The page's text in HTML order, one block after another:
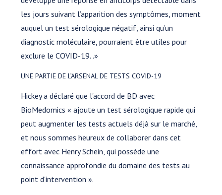
les jours suivant l’apparition des symptômes, moment
auquel un test sérologique négatif, ainsi qu’un
diagnostic moléculaire, pourraient être utiles pour
exclure le COVID-19. .»
UNE PARTIE DE L’ARSENAL DE TESTS COVID-19
Hickey a déclaré que l'accord de BD avec
BioMedomics « ajoute un test sérologique rapide qui
peut augmenter les tests actuels déjà sur le marché,
et nous sommes heureux de collaborer dans cet
effort avec Henry Schein, qui possède une
connaissance approfondie du domaine des tests au
point d'intervention ».